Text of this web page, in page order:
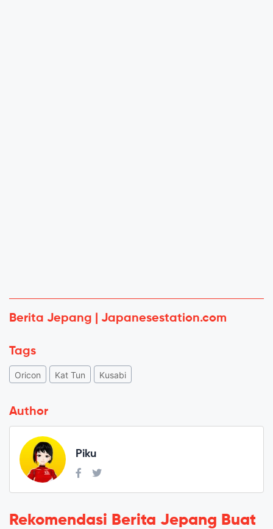
Berita Jepang | Japanesestation.com
Tags
Oricon Kat Tun Kusabi
Author
Piku
Rekomendasi Berita Jepang Buat